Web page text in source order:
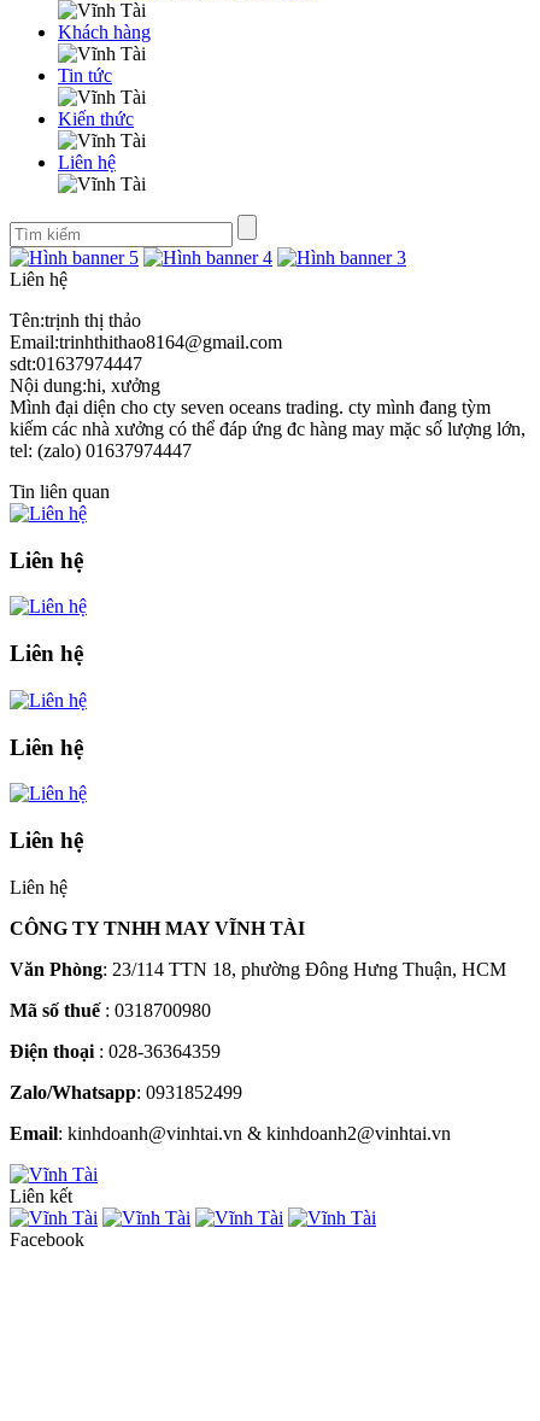
Khách hàng
Tin tức
Kiến thức
Liên hệ
Liên hệ
Tên:trịnh thị thảo
Email:trinhthithao8164@gmail.com
sdt:01637974447
Nội dung:hi, xưởng
Mình đại diện cho cty seven oceans trading. cty mình đang tỳm
kiếm các nhà xưởng có thể đáp ứng đc hàng may mặc số lượng lớn,
tel: (zalo) 01637974447
Tin liên quan
Liên hệ
Liên hệ
Liên hệ
Liên hệ
Liên hệ
CÔNG TY TNHH MAY VĨNH TÀI
Văn Phòng: 23/114 TTN 18, phường Đông Hưng Thuận, HCM
Mã số thuế : 0318700980
Điện thoại : 028-36364359
Zalo/Whatsapp: 0931852499
Email: kinhdoanh@vinhtai.vn & kinhdoanh2@vinhtai.vn
Liên kết
Facebook